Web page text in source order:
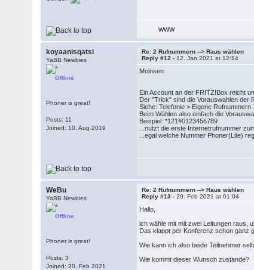
WWW
koyaanisqatsi
YaBB Newbies
Offline
Phoner is great!
Posts: 11
Joined: 10. Aug 2019
Re: 2 Rufnummern --> Raus wählen
Reply #12 - 12. Jan 2021 at 12:14
Moinsen
Ein Account an der FRITZ!Box reicht
Der "Trick" sind die Vorauswahlen der
Siehe: Telefonie > Eigene
Beim Wählen also einfach die
Beispiel: *121#0123456789
...nutzt die erste Internetrufnummer
...egal welche Nummer Phoner(Lite)
WeBu
YaBB Newbies
Offline
Phoner is great!
Posts: 3
Joined: 20. Feb 2021
Re: 2 Rufnummern --> Raus wählen
Reply #13 -20. Feb 2021 at 01:04
Hallo,
ich wähle mit mit zwei Leitungen raus,
Das klappt per Konferenz schon ganz
Wie kann ich also beide Teilnehmer
Wie kommt dieser Wunsch zustande?